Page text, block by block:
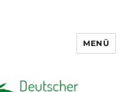
Club Stuttgart
MENÜ